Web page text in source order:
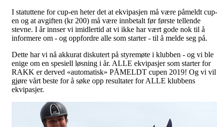
I statuttene for cup-en heter det at ekvipasjen må være påmeldt cup-
en og at avgiften (kr 200) må være innbetalt før første tellende
stevne. I år innser vi imidlertid at vi ikke har vært gode nok til å
informere om - og oppfordre alle som starter - til å melde seg på.
Dette har vi nå akkurat diskutert på styremøte i klubben - og vi ble
enige om en spesiell løsning i år. ALLE ekvipasjer som starter for
RAKK er derved «automatisk» PÅMELDT cupen 2019! Og vi vil
gjøre vårt beste for å søke opp resultater for ALLE klubbens
ekvipasjer.